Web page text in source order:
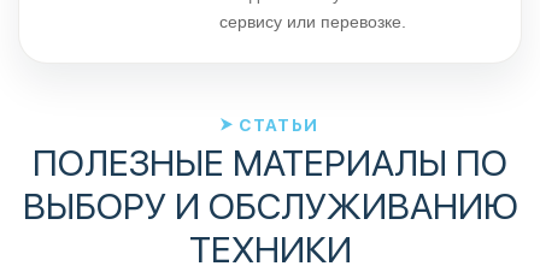
сервису или перевозке.
СТАТЬИ
ПОЛЕЗНЫЕ МАТЕРИАЛЫ ПО
ВЫБОРУ И ОБСЛУЖИВАНИЮ
ТЕХНИКИ